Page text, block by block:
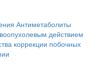
Антиметаболиты
действием
коррекции побочных